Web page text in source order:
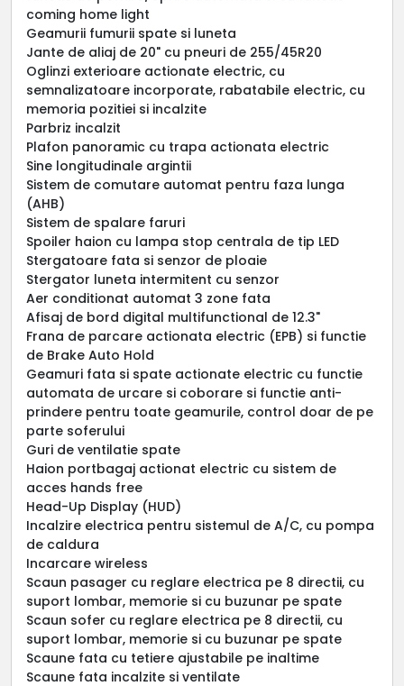
coming home light
Geamurii fumurii spate si luneta
Jante de aliaj de 20" cu pneuri de 255/45R20
Oglinzi exterioare actionate electric, cu
semnalizatoare incorporate, rabatabile electric, cu
memoria pozitiei si incalzite
Parbriz incalzit
Plafon panoramic cu trapa actionata electric
Sine longitudinale argintii
Sistem de comutare automat pentru faza lunga
(AHB)
Sistem de spalare faruri
Spoiler haion cu lampa stop centrala de tip LED
Stergatoare fata si senzor de ploaie
Stergator luneta intermitent cu senzor
Aer conditionat automat 3 zone fata
Afisaj de bord digital multifunctional de 12.3"
Frana de parcare actionata electric (EPB) si functie
de Brake Auto Hold
Geamuri fata si spate actionate electric cu functie
automata de urcare si coborare si functie anti-
prindere pentru toate geamurile, control doar de pe
parte soferului
Guri de ventilatie spate
Haion portbagaj actionat electric cu sistem de
acces hands free
Head-Up Display (HUD)
Incalzire electrica pentru sistemul de A/C, cu pompa
de caldura
Incarcare wireless
Scaun pasager cu reglare electrica pe 8 directii, cu
suport lombar, memorie si cu buzunar pe spate
Scaun sofer cu reglare electrica pe 8 directii, cu
suport lombar, memorie si cu buzunar pe spate
Scaune fata cu tetiere ajustabile pe inaltime
Scaune fata incalzite si ventilate